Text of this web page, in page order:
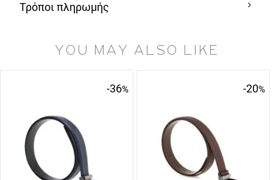
Τρόποι πληρωμής
YOU MAY ALSO LIKE
-36% -20%